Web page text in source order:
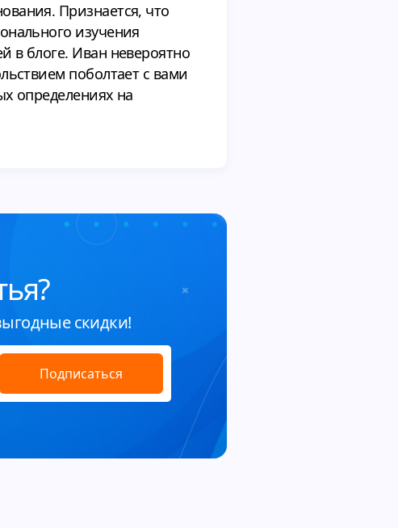
Признается, что
изучения
в блоге. Иван невероятно
поболтает с вами
определениях на
скидки!